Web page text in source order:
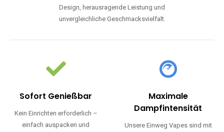
Design, herausragende Leistung und
unvergleichliche Geschmacksvielfalt.
Sofort Genießbar
Kein Einrichten erforderlich –
einfach auspacken und
Maximale
Dampfintensität
Unsere Einweg Vapes sind mit